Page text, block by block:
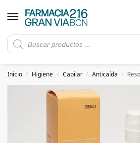
Rebajas de verano hasta -30%
5€ de descuento con el cupón 5GRANVIA
Inicio / Higiene / Capilar / Anticaída /